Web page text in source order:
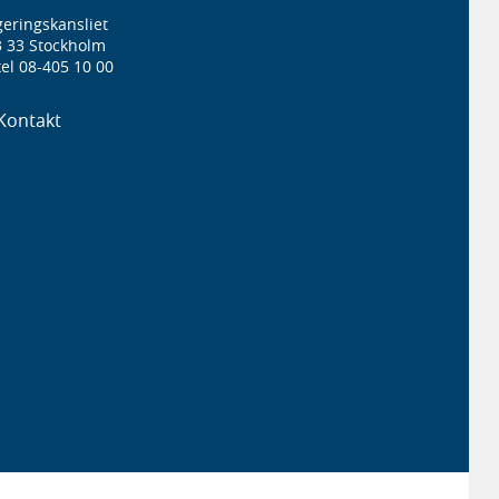
33 Stockholm
08-405 10 00